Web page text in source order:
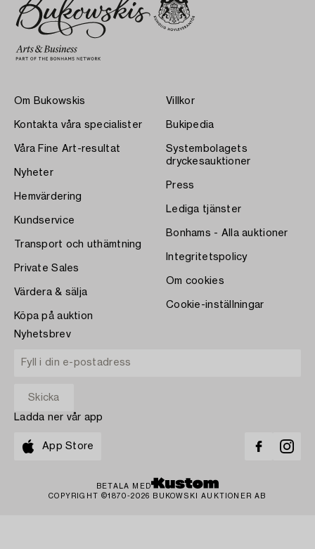
Om Bukowskis
Kontakta våra specialister
Våra Fine Art-resultat
Nyheter
Hemvärdering
Kundservice
Transport och uthämtning
Private Sales
Värdera & sälja
Köpa på auktion
Villkor
Bukipedia
Systembolagets
dryckesauktioner
Press
Lediga tjänster
Bonhams - Alla auktioner
Integritetspolicy
Om cookies
Cookie-inställningar
Nyhetsbrev
Ladda ner vår app
App Store
BETALA MED
COPYRIGHT ©1870-2026 BUKOWSKI AUKTIONER AB